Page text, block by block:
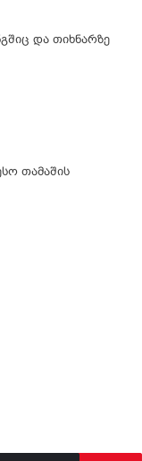
და თიხნარზე
თამაშის